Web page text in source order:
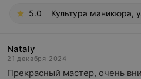
5.0 Культура маникюра,
Nataly
21 декабря 2024
Прекрасный мастер, очень